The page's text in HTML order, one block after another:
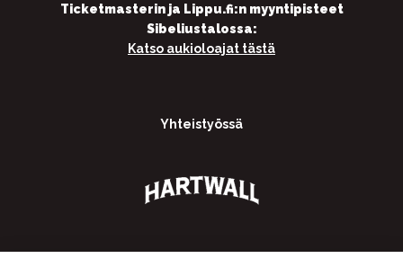
Ticketmasterin ja Lippu.fi:n myyntipisteet
Sibeliustalossa:
Katso aukioloajat tästä
Yhteistyössä